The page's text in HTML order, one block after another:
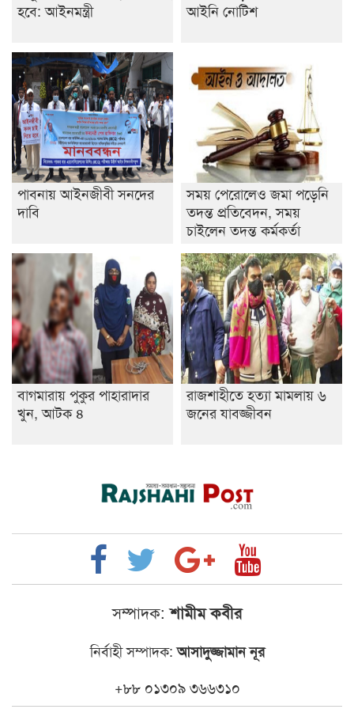
হবে: আইনমন্ত্রী
আইনি নোটিশ
পাবনায় আইনজীবী সনদের
দাবি
সময় পেরোলেও জমা পড়েনি
তদন্ত প্রতিবেদন, সময়
চাইলেন তদন্ত কর্মকর্তা
বাগমারায় পুকুর পাহারাদার
খুন, আটক ৪
রাজশাহীতে হত্যা মামলায় ৬
জনের যাবজ্জীবন
সম্পাদক: শামীম কবীর
নির্বাহী সম্পাদক:আসাদুজ্জামান নূর
+৮৮ ০১৩০৯ ৩৬৬৩১০